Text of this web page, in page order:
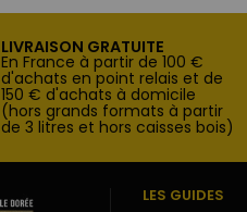
LIVRAISON GRATUITE
En France à partir de 100 €
d'achats en point relais et de
150 € d'achats à domicile
(hors grands formats à partir
de 3 litres et hors caisses bois)
LES GUIDES